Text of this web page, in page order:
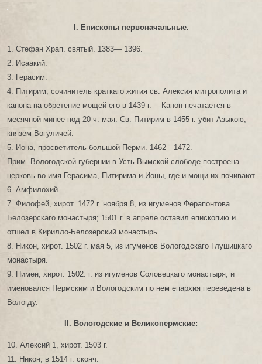
I. Епископы первоначальные.
1. Стефан Храп. святый. 1383— 1396.
2. Исаакий.
3. Герасим.
4. Питирим, сочинитель краткаго жития св. Алексия митрополита и
канона на обретение мощей его в 1439 г.—-Канон печатается в
месячной минее под 20 ч. мая. Св. Питирим в 1455 г. убит Азыкою,
князем Вогуличей.
5. Иона, просветитель большой Перми. 1462—1472.
Прим. Вологодской губернии в Усть-Вымской слободе построена
церковь во имя Герасима, Питирима и Ионы, где и мощи их почивают
6. Амфилохий.
7. Филофей, хирот. 1472 г. ноября 8, из игуменов Ферапонтова
Белозерскаго монастыря; 1501 г. в апреле оставил епископию и
отшел в Кирилло-Белозерский монастырь.
8. Никон, хирот. 1502 г. мая 5, из игуменов Вологодскаго Глушицкаго
монастыря.
9. Пимен, хирот. 1502. г. из игуменов Соловецкаго монастыря, и
именовался Пермским и Вологодским по нем епархия переведена в
Вологду.
II. Вологодские и Великопермские:
10. Алексий 1, хирот. 1503 г.
11. Никон, в 1514 г. сконч.